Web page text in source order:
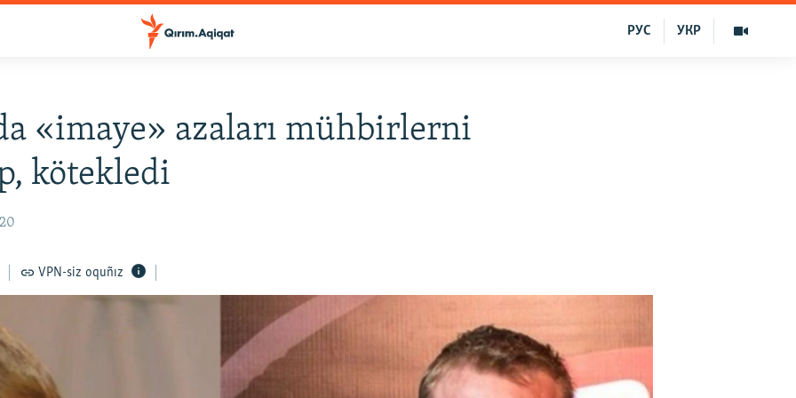
УКР
РУС
«imaye» azaları mühbirlerni
kötekledi
VPN-siz oquñız